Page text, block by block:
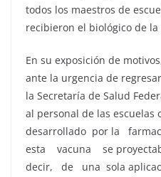
todos los maestros de
recibieron el biológico de la
En su exposición de
ante la urgencia de
la Secretaría de Salud
al personal de las escuelas
desarrollado por la
esta vacuna se
decir, de una sola